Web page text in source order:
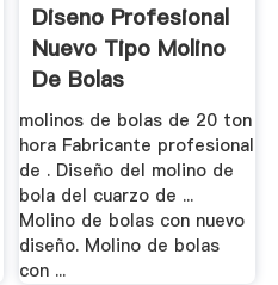
Diseno Profesional
Nuevo Tipo Molino
De Bolas
molinos de bolas de 20 ton
hora Fabricante profesional
de . Diseño del molino de
bola del cuarzo de ...
Molino de bolas con nuevo
diseño. Molino de bolas
con ...